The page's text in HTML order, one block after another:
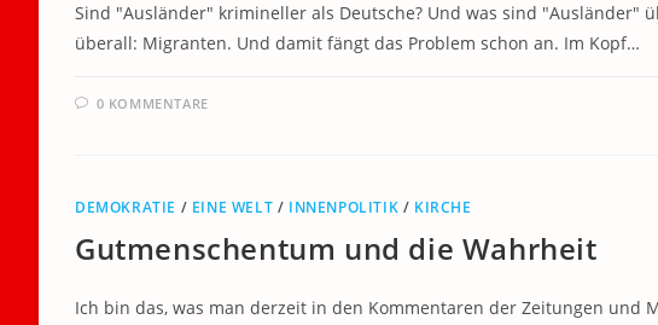
Sind "Ausländer" krimineller als Deutsche? Und was sind
überall: Migranten. Und damit fängt das Problem schon an. Im Kopf…
0 KOMMENTARE
DEMOKRATIE / EINE WELT / INNENPOLITIK / KIRCHE
Gutmenschentum und die Wahrheit
Ich bin das, was man derzeit in den Kommentaren der Zeitungen und